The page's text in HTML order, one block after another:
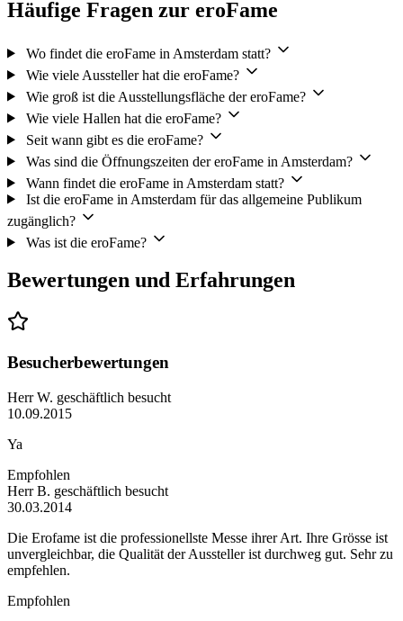
Häufige Fragen zur eroFame
Wo findet die eroFame in Amsterdam statt?
Wie viele Aussteller hat die eroFame?
Wie groß ist die Ausstellungsfläche der eroFame?
Wie viele Hallen hat die eroFame?
Seit wann gibt es die eroFame?
Was sind die Öffnungszeiten der eroFame in Amsterdam?
Wann findet die eroFame in Amsterdam statt?
Ist die eroFame in Amsterdam für das allgemeine Publikum
zugänglich?
Was ist die eroFame?
Bewertungen und Erfahrungen
Besucherbewertungen
Herr W. geschäftlich besucht
10.09.2015
Ya
Empfohlen
Herr B. geschäftlich besucht
30.03.2014
Die Erofame ist die professionellste Messe ihrer Art. Ihre Grösse ist
unvergleichbar, die Qualität der Aussteller ist durchweg gut. Sehr zu
empfehlen.
Empfohlen